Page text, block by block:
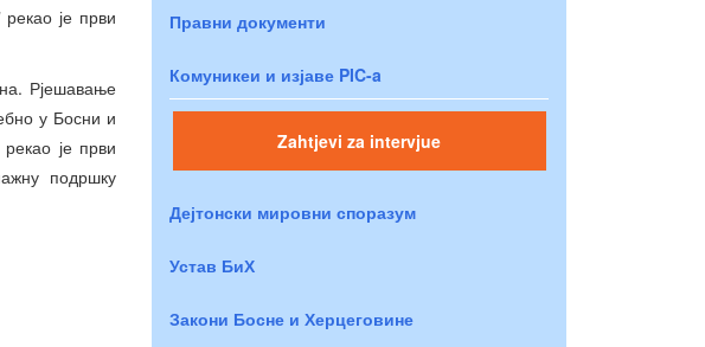
је први
Рјешавање
у Босни и
је први
подршку
Правни документи
Комуникеи и изјаве PIC-a
Zahtjevi za intervjue
Дејтонски мировни споразум
Устав БиХ
Закони Босне и Херцеговине